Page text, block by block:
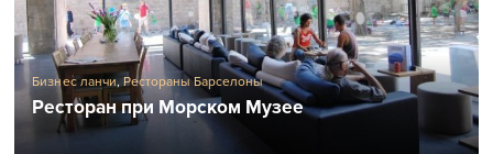
Бизнес ланчи, Рестораны Барселоны
Ресторан при Морском Музее